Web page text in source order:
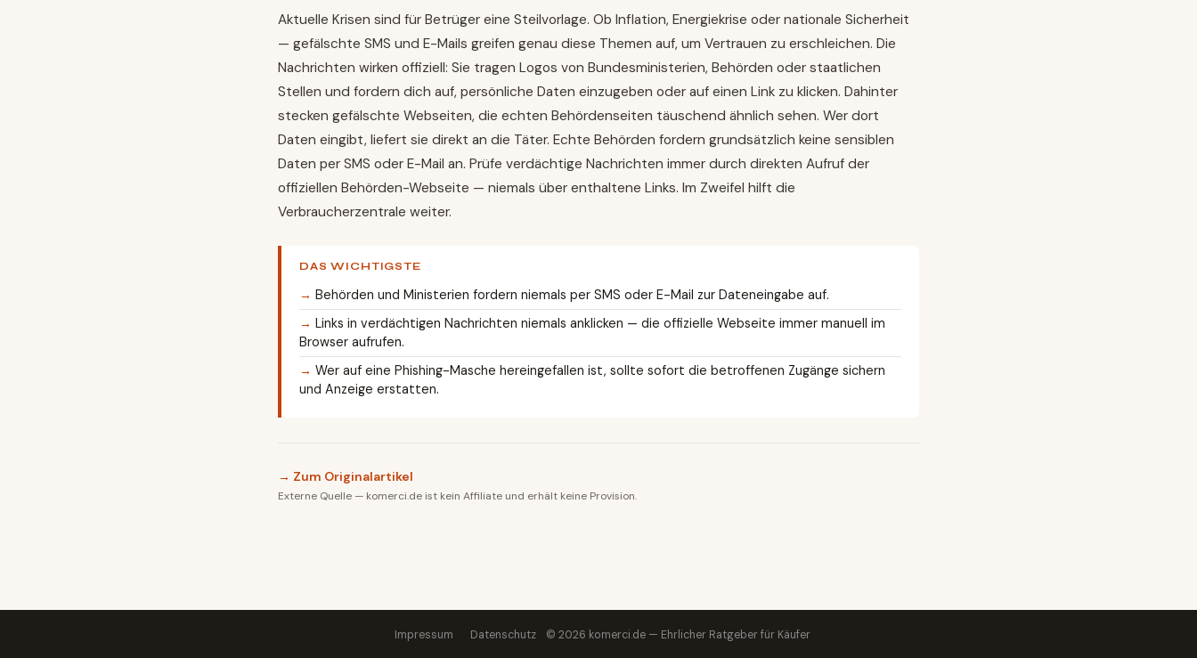
Aktuelle Krisen sind für Betrüger eine Steilvorlage. Ob Inflation, Energiekrise oder nationale Sicherheit
— gefälschte SMS und E-Mails greifen genau diese Themen auf, um Vertrauen zu erschleichen. Die
Nachrichten wirken offiziell: Sie tragen Logos von Bundesministerien, Behörden oder staatlichen
Stellen und fordern dich auf, persönliche Daten einzugeben oder auf einen Link zu klicken. Dahinter
stecken gefälschte Webseiten, die echten Behördenseiten täuschend ähnlich sehen. Wer dort
Daten eingibt, liefert sie direkt an die Täter. Echte Behörden fordern grundsätzlich keine sensiblen
Daten per SMS oder E-Mail an. Prüfe verdächtige Nachrichten immer durch direkten Aufruf der
offiziellen Behörden-Webseite — niemals über enthaltene Links. Im Zweifel hilft die
Verbraucherzentrale weiter.
DAS WICHTIGSTE
Behörden und Ministerien fordern niemals per SMS oder E-Mail zur Dateneingabe auf.
Links in verdächtigen Nachrichten niemals anklicken — die offizielle Webseite immer manuell im
Browser aufrufen.
Wer auf eine Phishing-Masche hereingefallen ist, sollte sofort die betroffenen Zugänge sichern
und Anzeige erstatten.
→ Zum Originalartikel
Externe Quelle — komerci.de ist kein Affiliate und erhält keine Provision.
Impressum Datenschutz © 2026 komerci.de — Ehrlicher Ratgeber für Käufer